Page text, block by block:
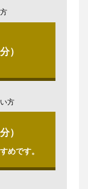
分）
方
分）
めです。